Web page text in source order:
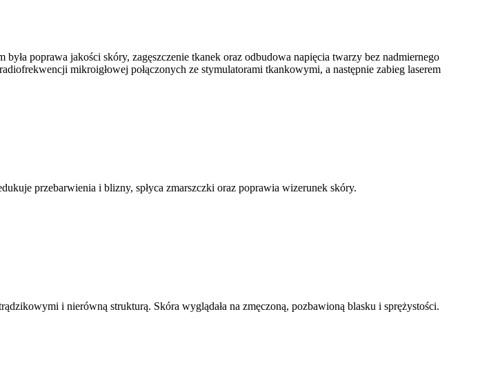
poprawa jakości skóry, zagęszczenie tkanek oraz odbudowa napięcia twarzy bez nadmiernego
mikroigłowej połączonych ze stymulatorami tkankowymi, a następnie zabieg laserem
przebarwienia i blizny, spłyca zmarszczki oraz poprawia wizerunek skóry.
i nierówną strukturą. Skóra wyglądała na zmęczoną, pozbawioną blasku i sprężystości.